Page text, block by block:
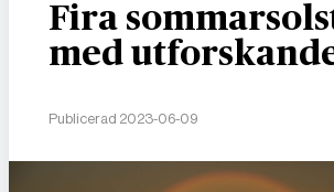
Fira
med
Publicerad 2023-06-09